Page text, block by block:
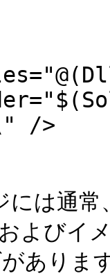
/>
には通
びイ
りま